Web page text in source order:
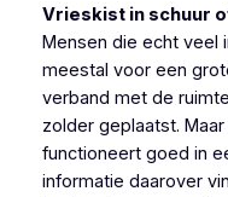
Vrieskist in schuur
Mensen die echt veel
meestal voor een
verband met de
zolder geplaatst.
functioneert goed in
informatie daarover